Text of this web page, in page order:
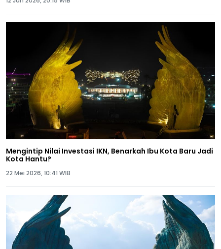
Mengintip Nilai Investasi IKN, Benarkah Ibu Kota Baru Jadi
Kota Hantu?
22 Mei 2026, 10:41 WIB